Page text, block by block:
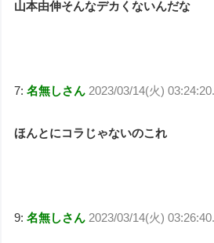
山本由伸そんなデカくないんだな
7:名無しさん 2023/03/14(火)
ほんとにコラじゃないのこれ
9:名無しさん 2023/03/14(火)